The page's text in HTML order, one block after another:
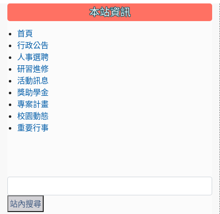
::: 本站資訊
首頁
行政公告
人事選聘
研習進修
活動訊息
獎助學金
專案計畫
校園動態
重要行事